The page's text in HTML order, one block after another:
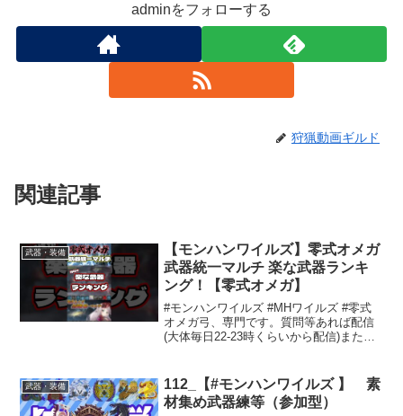
adminをフォローする
狩猟動画ギルド
関連記事
武器・装備
【モンハンワイルズ】零式オメガ
武器統一マルチ 楽な武器ランキ
ング！【零式オメガ】
#モンハンワイルズ #MHワイルズ #零式
オメガ弓、専門です。質問等あれば配信
(大体毎日22-23時くらいから配信)または
オススメモンハン動画※オメガの立ち回
り解説動画...
武器・装備
112_【#モンハンワイルズ 】 素
材集め武器練等（参加型）